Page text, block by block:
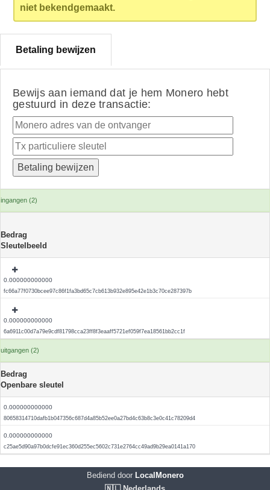
niet bekendgemaakt.
Betaling bewijzen
Bewijs aan iemand dat je hem Monero hebt
gestuurd in deze transactie:
ingangen (2)
Bedrag
Sleutelbeeld
0.000000000000
fc66a77f0730bcee97c86f1fa3bd65c7cb613b932e895e42e1b3c70ce287397b
0.000000000000
6a6911c00d7a79e9cdf81798cca23ff8f3eaaff5721ef059f7ea18561bb2cc1f
uitgangen (2)
Bedrag
Openbare sleutel
0.000000000000
80658314710dafb1b047356c687d4a85b52ee0a27bd4c63b8c3e0c41c78209d4
0.000000000000
c25ae5d90a97b0dcfe91ec360d255ec5602c731e2764cc49ad9b29ea0141a170
Bediend doorLocalMonero